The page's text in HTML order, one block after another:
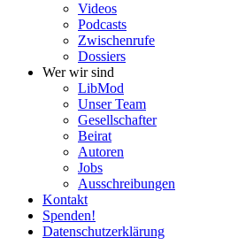
Videos
Podcasts
Zwischenrufe
Dossiers
Wer wir sind
LibMod
Unser Team
Gesell­schafter
Beirat
Autoren
Jobs
Ausschrei­bungen
Kontakt
Spenden!
Daten­schutz­er­klärung